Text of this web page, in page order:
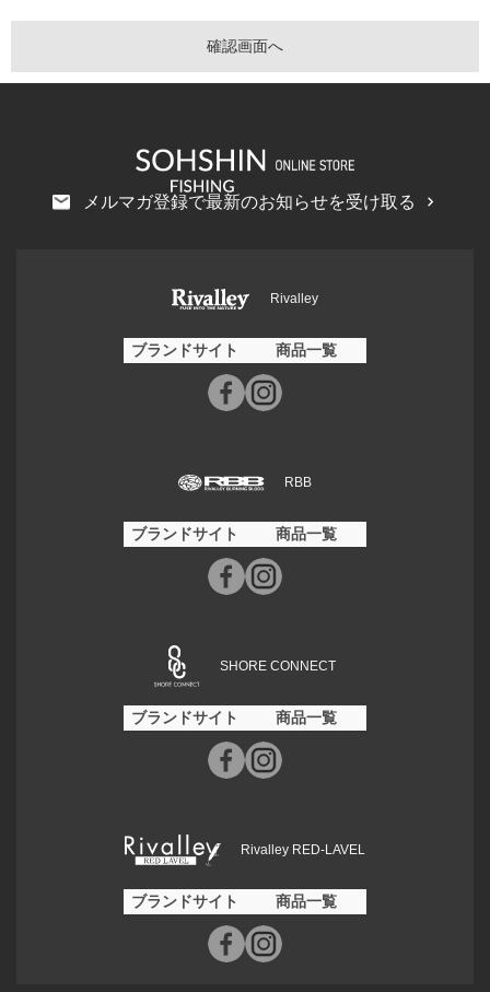
メルマガ登録で最新のお知らせを受け取る
Rivalley
ブランドサイト 商品一覧
RBB
ブランドサイト 商品一覧
SHORE CONNECT
ブランドサイト 商品一覧
Rivalley RED-LAVEL
ブランドサイト 商品一覧